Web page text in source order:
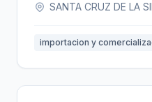
SANTA CRUZ DE LA
importacion y